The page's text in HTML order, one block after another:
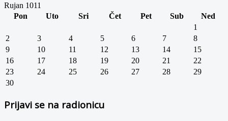
Rujan 1011
Pon
Uto Sri Čet Pet Sub
Ned
1
2
3 4 5 6 7
8
9
10 11 12 13 14
15
16
17 18 19 20 21
22
23
24 25 26 27 28
29
30
Prijavi se na radionicu